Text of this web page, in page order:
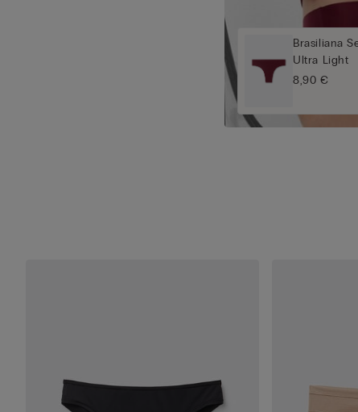
Brasiliana
Ultra Light
8,90 €